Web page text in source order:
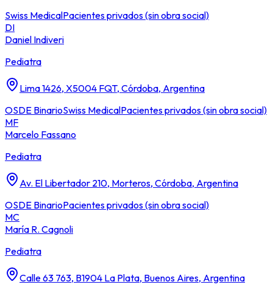
Swiss MedicalPacientes privados (sin obra social)
DI
Daniel Indiveri
Pediatra
Lima 1426, X5004 FQT, Córdoba, Argentina
OSDE BinarioSwiss MedicalPacientes privados (sin obra social)
MF
Marcelo Fassano
Pediatra
Av. El Libertador 210, Morteros, Córdoba, Argentina
OSDE BinarioPacientes privados (sin obra social)
MC
María R. Cagnoli
Pediatra
Calle 63 763, B1904 La Plata, Buenos Aires, Argentina